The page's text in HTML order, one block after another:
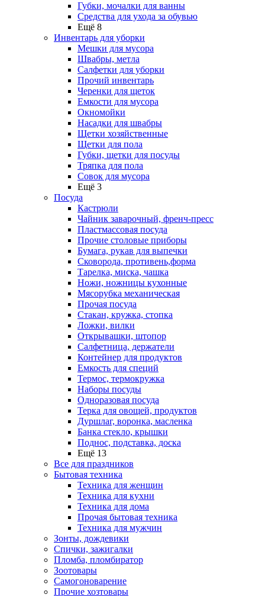
Губки, мочалки для ванны
Средства для ухода за обувью
Ещё 8
Инвентарь для уборки
Мешки для мусора
Швабры, метла
Салфетки для уборки
Прочий инвентарь
Черенки для щеток
Емкости для мусора
Окномойки
Насадки для швабры
Щетки хозяйственные
Щетки для пола
Губки, щетки для посуды
Тряпка для пола
Совок для мусора
Ещё 3
Посуда
Кастрюли
Чайник заварочный, френч-пресс
Пластмассовая посуда
Прочие столовые приборы
Бумага, рукав для выпечки
Сковорода, противень,форма
Тарелка, миска, чашка
Ножи, ножницы кухонные
Мясорубка механическая
Прочая посуда
Стакан, кружка, стопка
Ложки, вилки
Открывашки, штопор
Салфетница, держатели
Контейнер для продуктов
Емкость для специй
Термос, термокружка
Наборы посуды
Одноразовая посуда
Терка для овощей, продуктов
Дуршлаг, воронка, масленка
Банка стекло, крышки
Поднос, подставка, доска
Ещё 13
Все для праздников
Бытовая техника
Техника для женщин
Техника для кухни
Техника для дома
Прочая бытовая техника
Техника для мужчин
Зонты, дождевики
Спички, зажигалки
Пломба, пломбиратор
Зоотовары
Самогоноварение
Прочие хозтовары